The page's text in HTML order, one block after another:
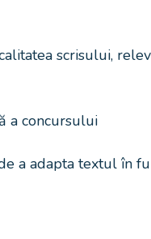
scrisului,
a concursului
a adapta textul în